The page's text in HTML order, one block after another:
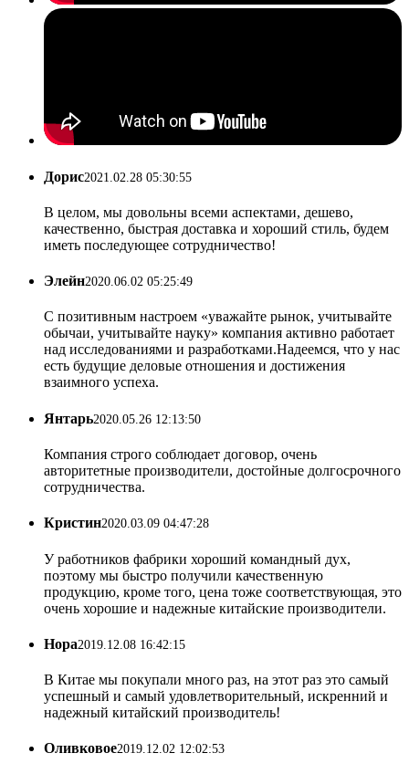
Дорис2021.02.28 05:30:55
В целом, мы довольны всеми аспектами, дешево,
качественно, быстрая доставка и хороший стиль, будем
иметь последующее сотрудничество!
Элейн2020.06.02 05:25:49
С позитивным настроем «уважайте рынок, учитывайте
обычаи, учитывайте науку» компания активно работает
над исследованиями и разработками.Надеемся, что у нас
есть будущие деловые отношения и достижения
взаимного успеха.
Янтарь2020.05.26 12:13:50
Компания строго соблюдает договор, очень
авторитетные производители, достойные долгосрочного
сотрудничества.
Кристин2020.03.09 04:47:28
У работников фабрики хороший командный дух,
поэтому мы быстро получили качественную
продукцию, кроме того, цена тоже соответствующая, это
очень хорошие и надежные китайские производители.
Нора2019.12.08 16:42:15
В Китае мы покупали много раз, на этот раз это самый
успешный и самый удовлетворительный, искренний и
надежный китайский производитель!
Оливковое2019.12.02 12:02:53